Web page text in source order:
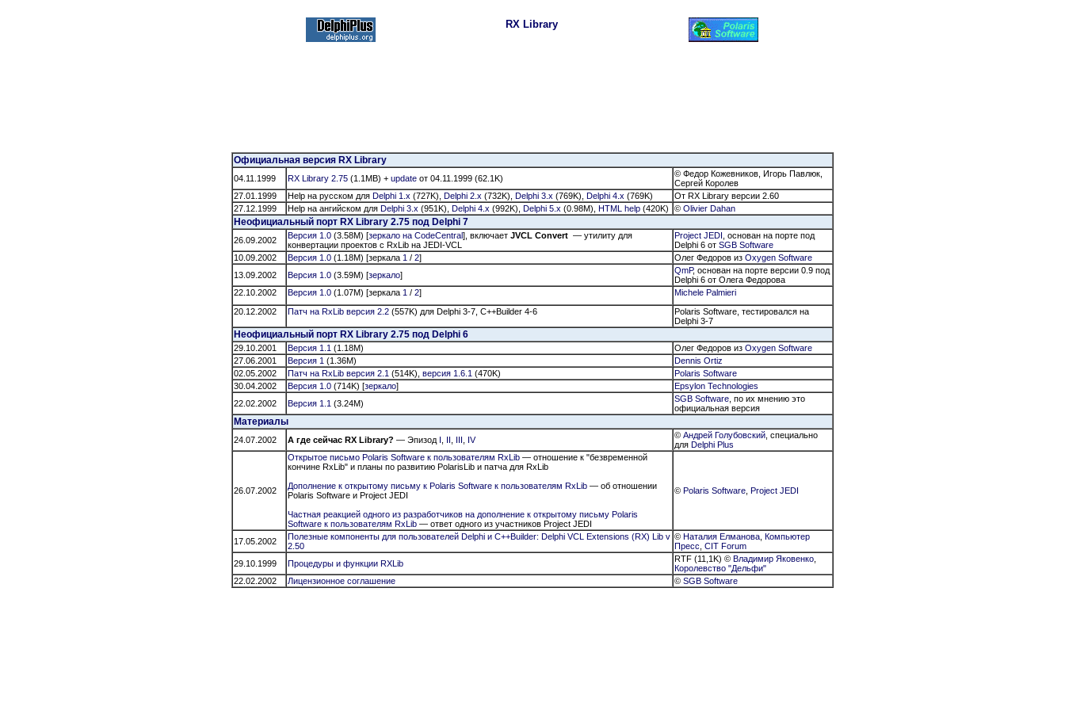
RX Library
Официальная версия RX Library
04.11.1999 RX Library 2.75 (1.1MB) + update от 04.11.1999 (62.1K)
© Федор Кожевников, Игорь Павлюк,
Сергей Королев
27.01.1999
Help на русском для Delphi 1.x (727K), Delphi 2.x (732K), Delphi 3.x (769K), Delphi 4.x (769K)
От RX Library версии 2.60
27.12.1999
Help на ангийском для Delphi 3.x (951K), Delphi 4.x (992K), Delphi 5.x (0.98M), HTML help (420K) © Olivier Dahan
Неофициальный порт RX Library 2.75 под Delphi 7
26.09.2002 Версия 1.0 (3.58M) [зеркало на CodeCentral], включает JVCL Convert — утилиту для
конвертации проектов с RxLib на JEDI-VCL
Project JEDI , основан на порте под
Delphi 6 от SGB Software
10.09.2002
Версия 1.0 (1.18M) [зеркала 1 / 2] Олег Федоров из Oxygen Software
13.09.2002
Версия 1.0 (3.59M) [зеркало] QmР, основан на порте версии 0.9 под
Delphi 6 от Олега Федорова
22.10.2002
Версия 1.0 (1.07M) [зеркала 1 / 2]
Michele Palmieri
20.12.2002
Патч на RxLib версия 2.2 (557K) для Delphi 3-7, C++Builder 4-6
Polaris Software, тестировался на
Delphi 3-7
Неофициальный порт RX Library 2.75 под Delphi 6
29.10.2001 Версия 1.1 (1.18M) Олег Федоров из Oxygen Software
27.06.2001
Версия 1 (1.36M)
Dennis Ortiz
02.05.2002
Патч на RxLib версия 2.1 (514K), версия 1.6.1 (470K)
Polaris Software
30.04.2002
Версия 1.0 (714K) [зеркало]
Epsylon Technologies
22.02.2002
Версия 1.1 (3.24M) SGB Software , по их мнению это
официальная версия
Материалы
24.07.2002 A где сейчас RX Library? — Эпизод I II III IV © Андрей Голубовский , специально
для Delphi Plus
26.07.2002
Открытое письмо Polaris Software к пользователям RxLib — отношение к "безвременной
кончине RxLib" и планы по развитию PolarisLib и патча для RxLib
Дополнение к открытому письму к Polaris Software к пользователям RxLib — об отношении
Polaris Software и Project JEDI
Частная реакцией одного из разработчиков на дополнение к открытому письму Polaris
Software к пользователям RxLib — ответ одного из участников Project JEDI
© Polaris Software Project JEDI
17.05.2002
Полезные компоненты для пользователей Delphi и С++Builder: Delphi VCL Extensions (RX) Lib v
2.50
© Наталия Елманова Компьютер
Пресс CIT Forum
29.10.1999
Процедуры и функции RXLib RTF (11,1K) © Владимир Яковенко
Королевство "Дельфи"
22.02.2002
Лицензионное соглашение © SGB Software